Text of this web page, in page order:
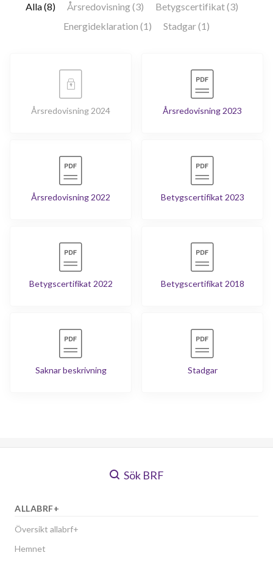
Alla (8)
Årsredovisning (3)
Betygscertifikat (3)
Energideklaration (1)
Stadgar (1)
Årsredovisning 2024 Årsredovisning 2023
Årsredovisning 2022 Betygscertifikat 2023
Betygscertifikat 2022 Betygscertifikat 2018
Saknar beskrivning Stadgar
Sök BRF
ALLABRF+
Översikt allabrf+
Hemnet